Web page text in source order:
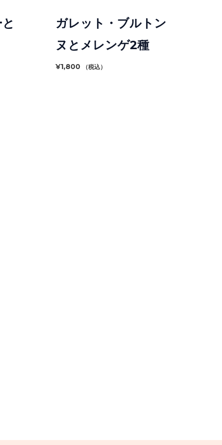
ガレット・ブルトン
ヌとメレンゲ2種
¥1,800 （税込）